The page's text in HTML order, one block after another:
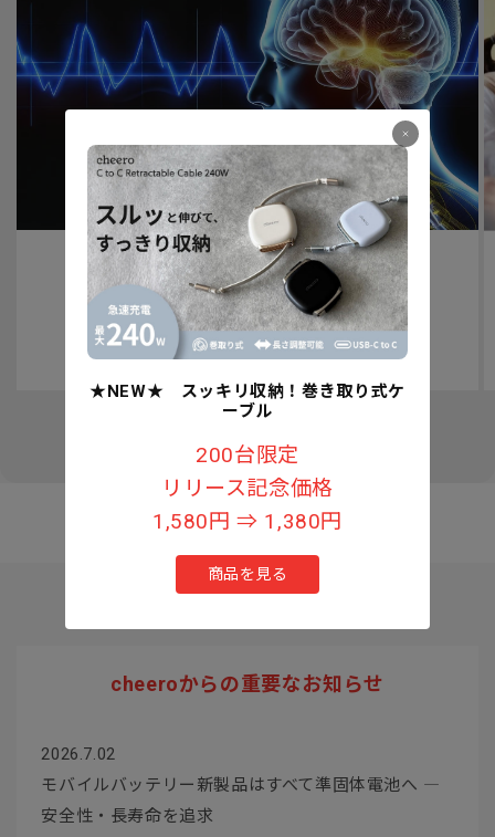
認知症予防への取り組みについて
★NEW★ スッキリ収納！巻き取り式ケ
ーブル
200台限定
リリース記念価格
1,580円 ⇒ 1,380円
商品を見る
cheeroからの重要なお知らせ
2026.7.02
モバイルバッテリー新製品はすべて準固体電池へ ―
安全性・長寿命を追求